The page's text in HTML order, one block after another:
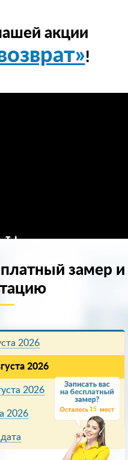
15
акции
!
замер и
2026
2026
2026
2026